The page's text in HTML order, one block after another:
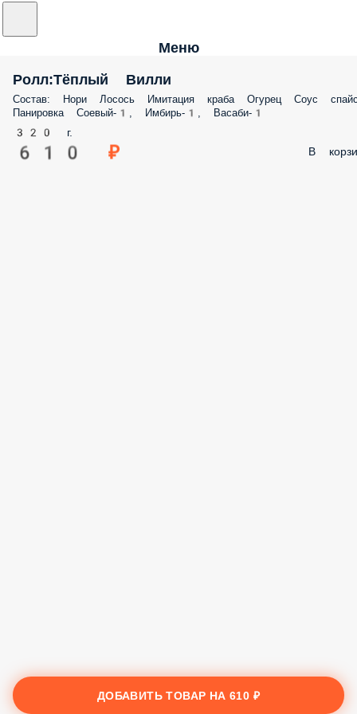
Меню
Ролл:Тёплый Вилли
Состав: Нори Лосось Имитация краба Огурец Соус
Панировка Соевый-1, Имбирь-1, Васаби-1
320 г.
610 ₽ В
ДОБАВИТЬ ТОВАР НА610 ₽